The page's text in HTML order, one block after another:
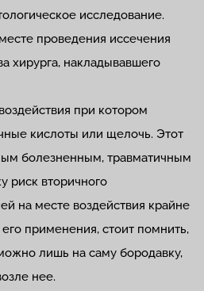
исследование.
проведения иссечения
хирурга, накладывавшего
при котором
кислоты или щелочь. Этот
болезненным, травматичным
риск вторичного
на месте воздействия крайне
применения, стоит помнить,
лишь на саму бородавку,
нее.